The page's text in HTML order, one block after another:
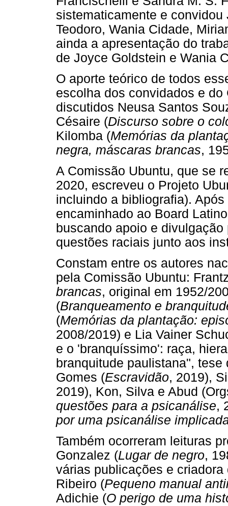
sistematicamente e
Teodoro, Wania Cidade,
ainda a apresentação do
de Joyce Goldstein e Wania
O aporte teórico de todos
escolha dos convidados e
discutidos Neusa Santos
Césaire (Discurso sobre o
Kilomba (Memórias da
negra, máscaras brancas,
A Comissão Ubuntu, que se
2020, escreveu o Projeto
incluindo a bibliografia).
encaminhado ao Board
buscando apoio e
questões raciais junto aos
Constam entre os autores
pela Comissão Ubuntu:
brancas, original em 1952/
(Branqueamento e
(Memórias da plantação:
2008/2019) e Lia Vainer
e o 'branquíssimo': raça,
branquitude paulistana",
Gomes (Escravidão, 2019),
2019), Kon, Silva e Abud
questões para a psicanálise,
por uma psicanálise
Também ocorreram leituras
Gonzalez (Lugar de negro,
várias publicações e
Ribeiro (Pequeno manual
Adichie (O perigo de uma